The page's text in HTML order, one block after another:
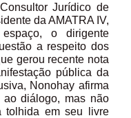
Jurídico de
da AMATRA IV,
o dirigente
a respeito dos
gerou recente nota
pública da
Nonohay afirma
diálogo, mas não
tolhida em seu livre